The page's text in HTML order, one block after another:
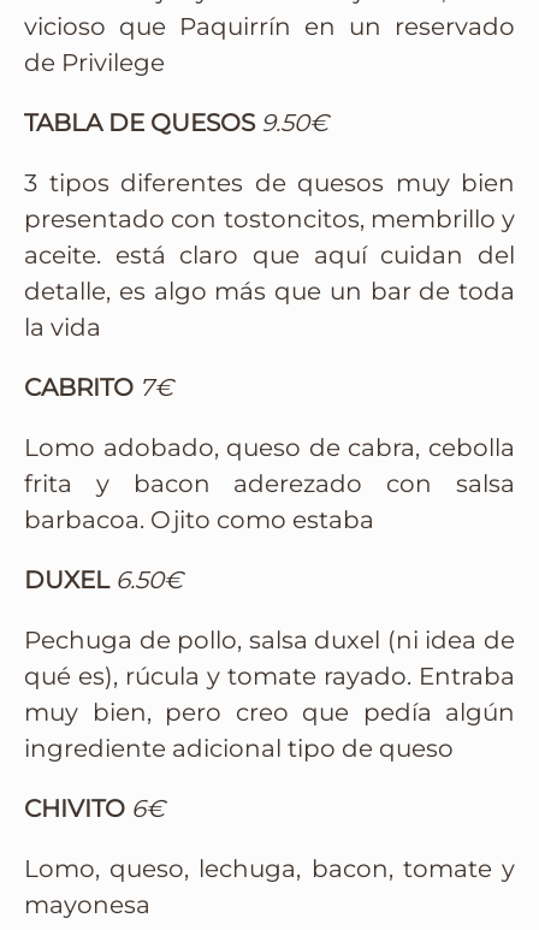
vicioso que Paquirrín en un reservado
de Privilege
TABLA DE QUESOS 9.50€
3 tipos diferentes de quesos muy bien
presentado con tostoncitos, membrillo y
aceite. está claro que aquí cuidan del
detalle, es algo más que un bar de toda
la vida
CABRITO 7€
Lomo adobado, queso de cabra, cebolla
frita y bacon aderezado con salsa
barbacoa. Ojito como estaba
DUXEL 6.50€
Pechuga de pollo, salsa duxel (ni idea de
qué es), rúcula y tomate rayado. Entraba
muy bien, pero creo que pedía algún
ingrediente adicional tipo de queso
CHIVITO 6€
Lomo, queso, lechuga, bacon, tomate y
mayonesa